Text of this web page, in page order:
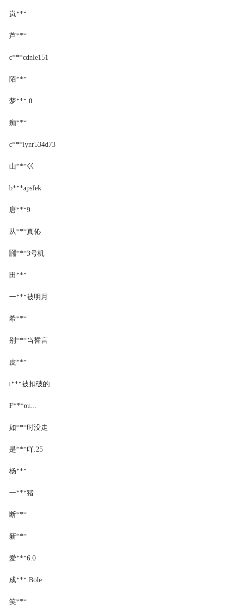
岚***
芦***
c***cdnle151
陌***
梦***.0
痴***
c***lynr534d73
山***巜
b***apsfek
唐***9
从***真伈
嚻***3号机
田***
一***被明月
希***
别***当誓言
皮***
t***被扣破的
F***ou...
如***时没走
是***吖.25
杨***
一***猪
断***
新***
爱***6.0
成***.Bole
笑***